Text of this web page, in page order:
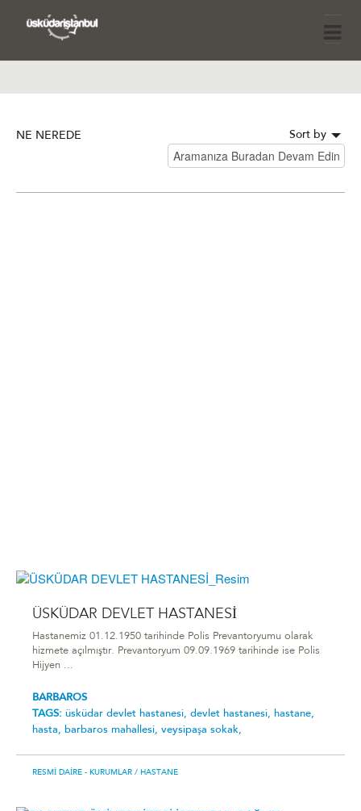
NE NEREDE Sort by
ÜSKÜDAR DEVLET HASTANESİ
Hastanemiz 01.12.1950 tarihinde Polis Prevantoryumu olarak
hizmete açılmıştır. Prevantoryum 09.09.1969 tarihinde ise Polis
Hijyen ...
BARBAROS
TAGS: üsküdar devlet hastanesi, devlet hastanesi, hastane,
hasta, barbaros mahallesi, veysipaşa sokak,
RESMI DAIRE - KURUMLAR / HASTANE